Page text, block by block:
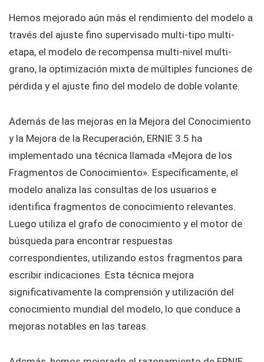
Hemos mejorado aún más el rendimiento del modelo a
través del ajuste fino supervisado multi-tipo multi-
etapa, el modelo de recompensa multi-nivel multi-
grano, la optimización mixta de múltiples funciones de
pérdida y el ajuste fino del modelo de doble volante.
Además de las mejoras en la Mejora del Conocimiento
y la Mejora de la Recuperación, ERNIE 3.5 ha
implementado una técnica llamada «Mejora de los
Fragmentos de Conocimiento». Específicamente, el
modelo analiza las consultas de los usuarios e
identifica fragmentos de conocimiento relevantes.
Luego utiliza el grafo de conocimiento y el motor de
búsqueda para encontrar respuestas
correspondientes, utilizando estos fragmentos para
escribir indicaciones. Esta técnica mejora
significativamente la comprensión y utilización del
conocimiento mundial del modelo, lo que conduce a
mejoras notables en las tareas.